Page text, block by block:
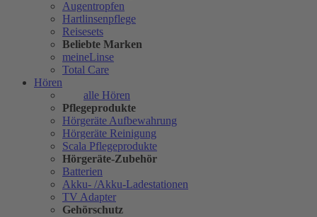
Augentropfen
Hartlinsenpflege
Reisesets
Beliebte Marken
meineLinse
Total Care
Hören
alle Hören
Pflegeprodukte
Hörgeräte Aufbewahrung
Hörgeräte Reinigung
Scala Pflegeprodukte
Hörgeräte-Zubehör
Batterien
Akku- /Akku-Ladestationen
TV Adapter
Gehörschutz